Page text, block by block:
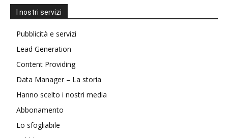
I nostri servizi
Pubblicità e servizi
Lead Generation
Content Providing
Data Manager – La storia
Hanno scelto i nostri media
Abbonamento
Lo sfogliabile